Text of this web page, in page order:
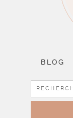
BLOG